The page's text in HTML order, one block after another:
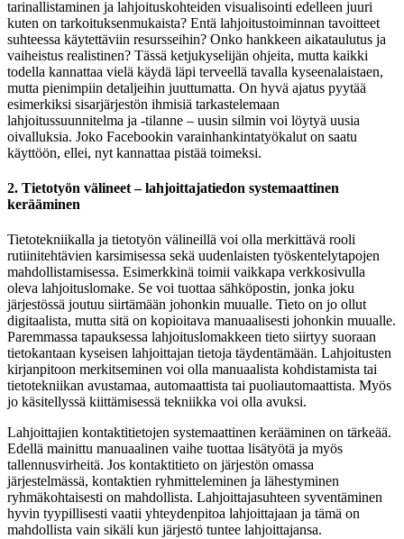
tarinallistaminen ja lahjoituskohteiden visualisointi edelleen juuri
kuten on tarkoituksenmukaista? Entä lahjoitustoiminnan tavoitteet
suhteessa käytettäviin resursseihin? Onko hankkeen aikataulutus ja
vaiheistus realistinen? Tässä ketjukyselijän ohjeita, mutta kaikki
todella kannattaa vielä käydä läpi terveellä tavalla kyseenalaistaen,
mutta pienimpiin detaljeihin juuttumatta. On hyvä ajatus pyytää
esimerkiksi sisarjärjestön ihmisiä tarkastelemaan
lahjoitussuunnitelma ja -tilanne – uusin silmin voi löytyä uusia
oivalluksia. Joko Facebookin varainhankintatyökalut on saatu
käyttöön, ellei, nyt kannattaa pistää toimeksi.
2. Tietotyön välineet – lahjoittajatiedon systemaattinen
kerääminen
Tietotekniikalla ja tietotyön välineillä voi olla merkittävä rooli
rutiinitehtävien karsimisessa sekä uudenlaisten työskentelytapojen
mahdollistamisessa. Esimerkkinä toimii vaikkapa verkkosivulla
oleva lahjoituslomake. Se voi tuottaa sähköpostin, jonka joku
järjestössä joutuu siirtämään johonkin muualle. Tieto on jo ollut
digitaalista, mutta sitä on kopioitava manuaalisesti johonkin muualle.
Paremmassa tapauksessa lahjoituslomakkeen tieto siirtyy suoraan
tietokantaan kyseisen lahjoittajan tietoja täydentämään. Lahjoitusten
kirjanpitoon merkitseminen voi olla manuaalista kohdistamista tai
tietotekniikan avustamaa, automaattista tai puoliautomaattista. Myös
jo käsitellyssä kiittämisessä tekniikka voi olla avuksi.
Lahjoittajien kontaktitietojen systemaattinen kerääminen on tärkeää.
Edellä mainittu manuaalinen vaihe tuottaa lisätyötä ja myös
tallennusvirheitä. Jos kontaktitieto on järjestön omassa
järjestelmässä, kontaktien ryhmitteleminen ja lähestyminen
ryhmäkohtaisesti on mahdollista. Lahjoittajasuhteen syventäminen
hyvin tyypillisesti vaatii yhteydenpitoa lahjoittajaan ja tämä on
mahdollista vain sikäli kun järjestö tuntee lahjoittajansa.